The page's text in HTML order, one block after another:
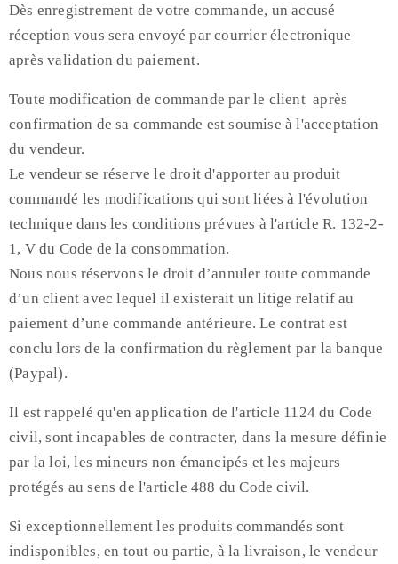
Dès enregistrement de votre commande, un accusé
réception vous sera envoyé par courrier électronique
après validation du paiement.
Toute modification de commande par le client après
confirmation de sa commande est soumise à l'acceptation
du vendeur.
Le vendeur se réserve le droit d'apporter au produit
commandé les modifications qui sont liées à l'évolution
technique dans les conditions prévues à l'article R. 132-2-
1, V du Code de la consommation.
Nous nous réservons le droit d’annuler toute commande
d’un client avec lequel il existerait un litige relatif au
paiement d’une commande antérieure. Le contrat est
conclu lors de la confirmation du règlement par la banque
(Paypal).
Il est rappelé qu'en application de l'article 1124 du Code
civil, sont incapables de contracter, dans la mesure définie
par la loi, les mineurs non émancipés et les majeurs
protégés au sens de l'article 488 du Code civil.
Si exceptionnellement les produits commandés sont
indisponibles, en tout ou partie, à la livraison, le vendeur